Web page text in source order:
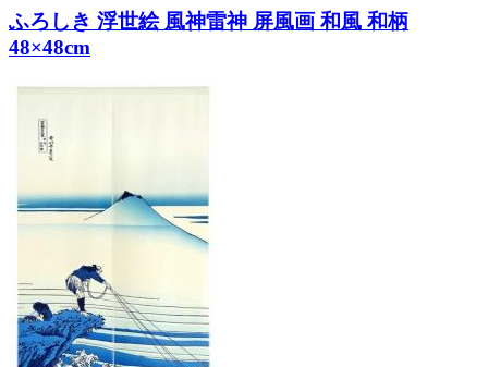
ふろしき 浮世絵 風神雷神 屏風画 和風 和柄
48×48cm